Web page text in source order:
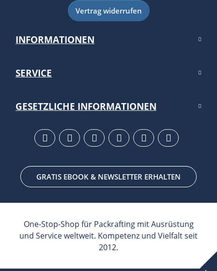
Vertrag widerrufen
INFORMATIONEN
SERVICE
GESETZLICHE INFORMATIONEN
GRATIS EBOOK & NEWSLETTER ERHALTEN
One-Stop-Shop für Packrafting mit Ausrüstung
und Service weltweit. Kompetenz und Vielfalt seit
2012.